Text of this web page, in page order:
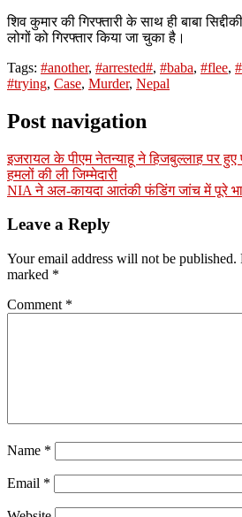
शिव कुमार की गिरफ्तारी के साथ ही बाबा
लोगों को गिरफ्तार किया जा चुका है।
Tags: #another, #arrested#, #baba, #flee,
#trying, Case, Murder, Nepal
Post navigation
इजरायल के पीएम नेतन्याहू ने हिजबुल्लाह पर
हमलों की ली जिम्मेदारी
NIA ने अल-कायदा आतंकी फंडिंग जांच में पूरे
Leave a Reply
Your email address will not be published.
marked *
Comment *
Name *
Email *